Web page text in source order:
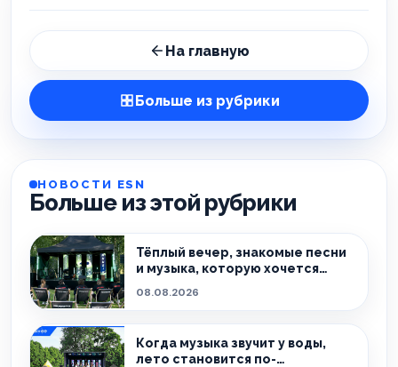
На главную
Больше из рубрики
НОВОСТИ ESN
Больше из этой рубрики
Тёплый вечер, знакомые песни
и музыка, которую хочется
08.08.2026
Когда музыка звучит у воды,
лето становится по-